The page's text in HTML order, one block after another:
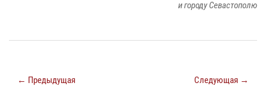
и городу Севастополю
← Предыдущая Следующая →